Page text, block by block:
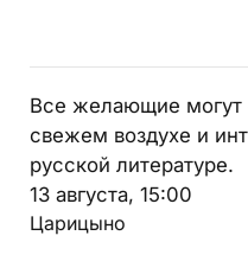
Все желающие могут
свежем воздухе и
русской литературе.
13 августа, 15:00
Царицыно